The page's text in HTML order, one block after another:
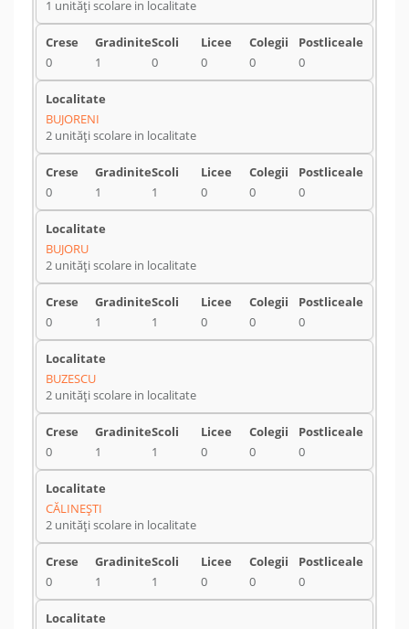
1 unități scolare in localitate
0 1 0 0 0 0
BUJORENI
2 unități scolare in localitate
0 1 1 0 0 0
BUJORU
2 unități scolare in localitate
0 1 1 0 0 0
BUZESCU
2 unități scolare in localitate
0 1 1 0 0 0
CĂLINEŞTI
2 unități scolare in localitate
0 1 1 0 0 0